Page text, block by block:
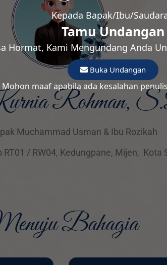
Rohman,
Muchammad Usman & Ibu Rozikah
/ RW04, Kedungpane, Mijen, Kota
Bahagia
Kepada Bapak/Ibu/
Tamu Undangan
Hormat, Kami Mengundang Anda
Buka Undangan
Mohon maaf apabila ada kesalahan